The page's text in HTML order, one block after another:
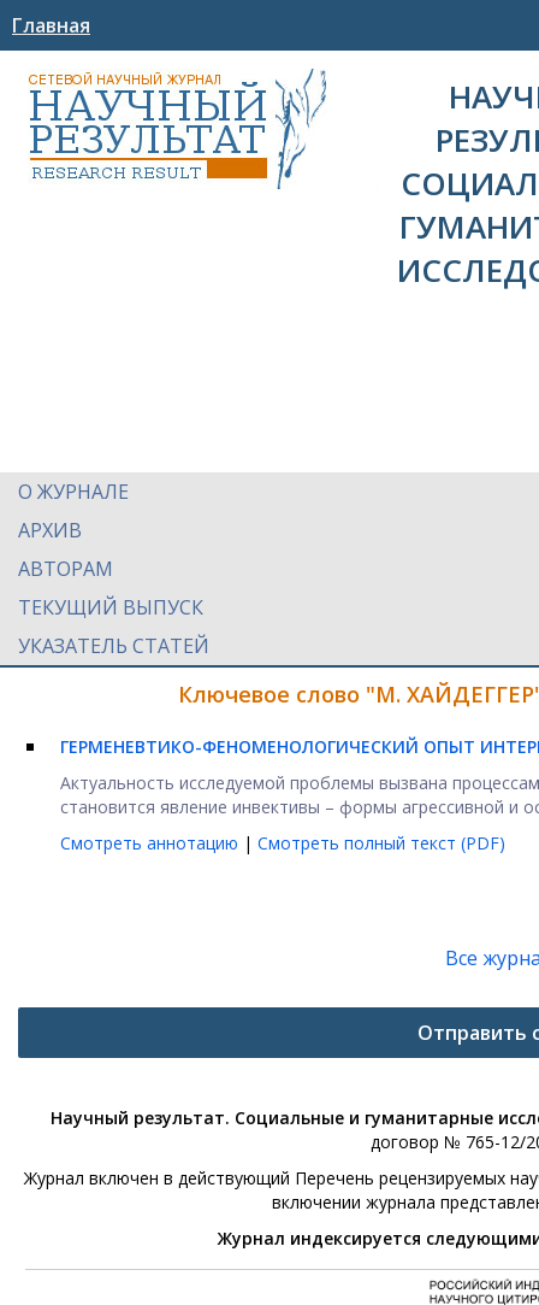
Главная
О ЖУРНАЛЕ
АРХИВ
АВТОРАМ
ТЕКУЩИЙ ВЫПУСК
УКАЗАТЕЛЬ СТАТЕЙ
Ключевое слово "М.
ГЕРМЕНЕВТИКО-ФЕНОМЕНОЛОГИЧЕСКИЙ ОПЫТ
Актуальность исследуемой проблемы вызвана
становится явление инвективы – формы агрессивной и
Смотреть аннотацию | Смотреть полный текст (PDF)
Все
Отправить
Научный результат. Социальные и гуманитарные
договор № 765-12/
Журнал включен в действующий Перечень рецензируемых
включении журнала
Журнал индексируется